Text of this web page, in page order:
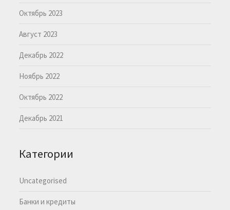
Октябрь 2023
Август 2023
Декабрь 2022
Ноябрь 2022
Октябрь 2022
Декабрь 2021
Категории
Uncategorised
Банки и кредиты